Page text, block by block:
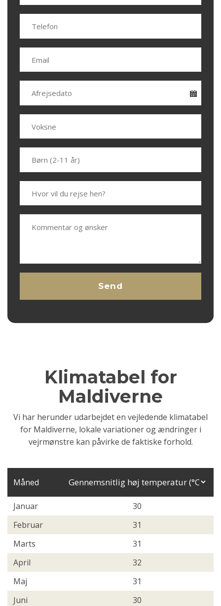
Klimatabel for
Maldiverne
Vi har herunder udarbejdet en vejledende klimatabel
for Maldiverne, lokale variationer og ændringer i
vejrmønstre kan påvirke de faktiske forhold.
Måned
Januar
30
Februar
31
Marts
31
April
32
Maj
31
Juni
30